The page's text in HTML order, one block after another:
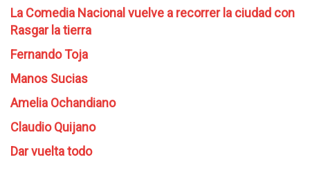
La Comedia Nacional vuelve a recorrer la ciudad con
Rasgar la tierra
Fernando Toja
Manos Sucias
Amelia Ochandiano
Claudio Quijano
Dar vuelta todo